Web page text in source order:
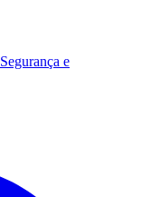
Segurança e